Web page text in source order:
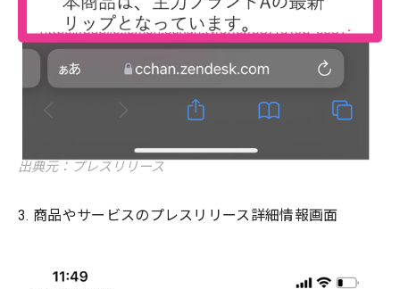
出典元：プレスリリース
3. 商品やサービスのプレスリリース詳細情報画面